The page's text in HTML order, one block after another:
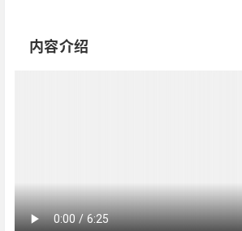
费版）体验，别一上来就付费。
‎‎‎‎‎‎‎ㅤ内容介绍